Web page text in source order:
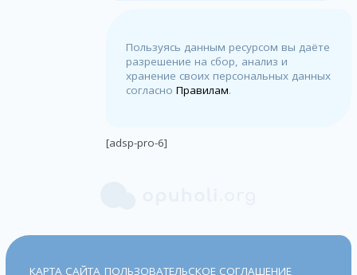
Пользуясь данным ресурсом вы даёте
разрешение на сбор, анализ и
хранение своих персональных данных
согласноПравилам.
[adsp-pro-6]
КАРТА САЙТА ПОЛЬЗОВАТЕЛЬСКОЕ СОГЛАШЕНИЕ